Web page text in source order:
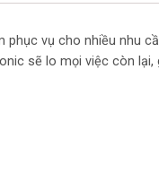
90ºC, 80ºC, 70ºC
700w
phục vụ cho nhiều nhu
sẽ lo mọi việc còn lại,